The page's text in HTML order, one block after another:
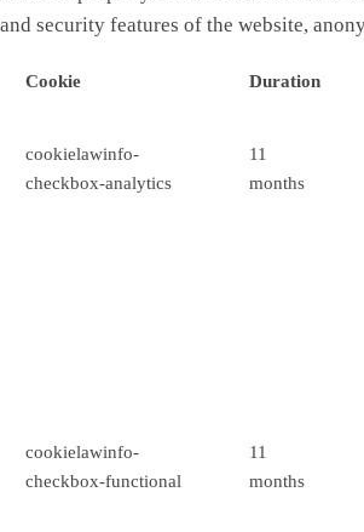
and security features of the website,
Cookie Duration
cookielawinfo-
checkbox-analytics
11
months
cookielawinfo-
checkbox-functional
11
months